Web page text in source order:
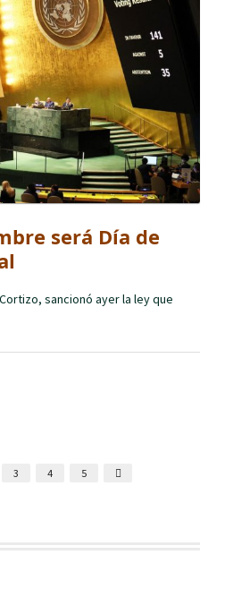
será Día de
sancionó ayer la ley que
3 4 5